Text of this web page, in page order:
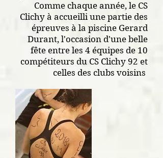
Comme chaque année, le CS
Clichy à accueilli une partie des
épreuves à la piscine Gerard
Durant, l'occasion d'une belle
fête entre les 4 équipes de 10
compétiteurs du CS Clichy 92 et
celles des clubs voisins